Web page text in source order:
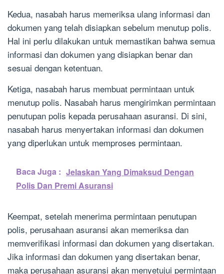
Kedua, nasabah harus memeriksa ulang informasi dan
dokumen yang telah disiapkan sebelum menutup polis.
Hal ini perlu dilakukan untuk memastikan bahwa semua
informasi dan dokumen yang disiapkan benar dan
sesuai dengan ketentuan.
Ketiga, nasabah harus membuat permintaan untuk
menutup polis. Nasabah harus mengirimkan permintaan
penutupan polis kepada perusahaan asuransi. Di sini,
nasabah harus menyertakan informasi dan dokumen
yang diperlukan untuk memproses permintaan.
Baca Juga : Jelaskan Yang Dimaksud Dengan
Polis Dan Premi Asuransi
Keempat, setelah menerima permintaan penutupan
polis, perusahaan asuransi akan memeriksa dan
memverifikasi informasi dan dokumen yang disertakan.
Jika informasi dan dokumen yang disertakan benar,
maka perusahaan asuransi akan menyetujui permintaan